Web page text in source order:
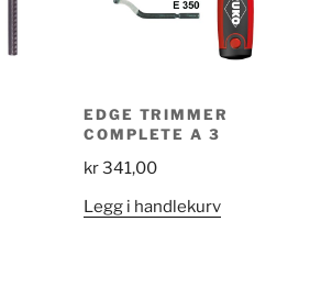
EDGE TRIMMER
COMPLETE A 3
kr341,00
Legg i handlekurv